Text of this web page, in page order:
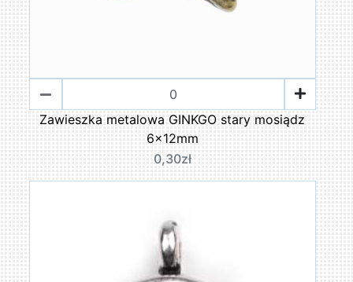
Zawieszka metalowa GINKGO stary mosiądz
6x12mm
0,30zł